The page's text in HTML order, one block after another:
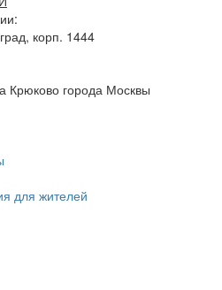
корп. 1444
Крюково города Москвы
для жителей